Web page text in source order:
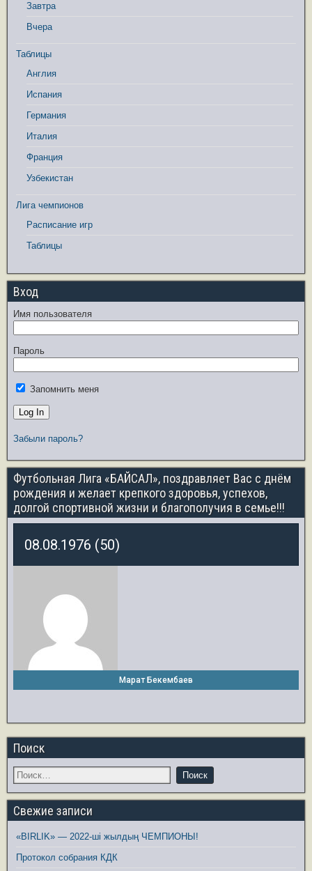
Завтра
Вчера
Таблицы
Англия
Испания
Германия
Италия
Франция
Узбекистан
Лига чемпионов
Расписание игр
Таблицы
Вход
Имя пользователя
Пароль
Запомнить меня
Забыли пароль?
Футбольная Лига «БАЙСАЛ», поздравляет Вас с днём
рождения и желает крепкого здоровья, успехов,
долгой спортивной жизни и благополучия в семье!!!
08.08.1976 (50)
Марат Бекембаев
Поиск
Свежие записи
«BIRLIK» — 2022-ші жылдың ЧЕМПИОНЫ!
Протокол собрания КДК